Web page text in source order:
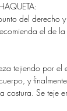
del derecho
el de
tejiendo por el
y
costura. Se teje